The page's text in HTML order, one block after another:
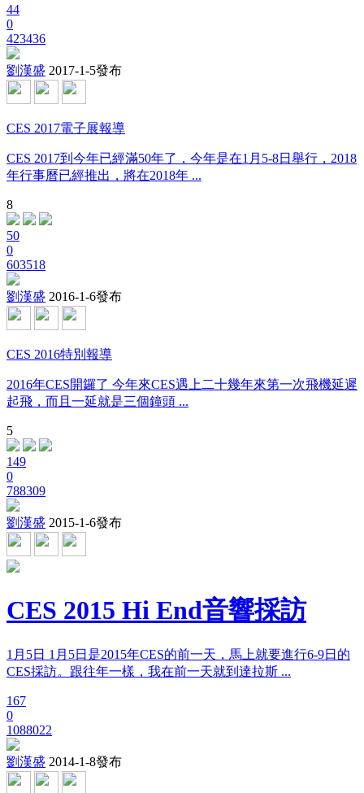
44
0
423436
劉漢盛 2017-1-5發布
CES 2017電子展報導
CES 2017到今年已經滿50年了，今年是在1月5-8日舉行，2018
年行事曆已經推出，將在2018年 ...
8
50
0
603518
劉漢盛 2016-1-6發布
CES 2016特別報導
2016年CES開鑼了 今年來CES遇上二十幾年來第一次飛機延遲
起飛，而且一延就是三個鐘頭 ...
5
149
0
788309
劉漢盛 2015-1-6發布
CES 2015 Hi End音響採訪
1月5日 1月5日是2015年CES的前一天，馬上就要進行6-9日的
CES採訪。跟往年一樣，我在前一天就到達拉斯 ...
167
0
1088022
劉漢盛 2014-1-8發布